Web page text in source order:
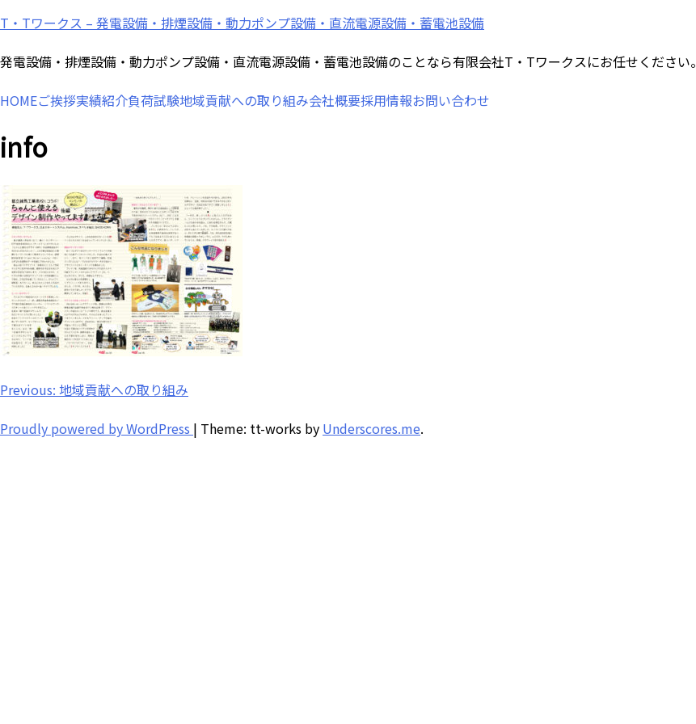
Skip
content
T・Tワークス – 発電設備・排煙設備・動力ポンプ設備・直流電源設備・蓄電池設備
発電設備・排煙設備・動力ポンプ設備・直流電源設備・蓄電池設備のことなら有限会社T・Tワークスにお任せください。
HOMEご挨拶実績紹介負荷試験地域貢献への取り組み会社概要採用情報お問い合わせ
info
投
稿
Previous: 地域貢献への取り組み
Proudly powered by WordPress | Theme: tt-works by Underscores.me.